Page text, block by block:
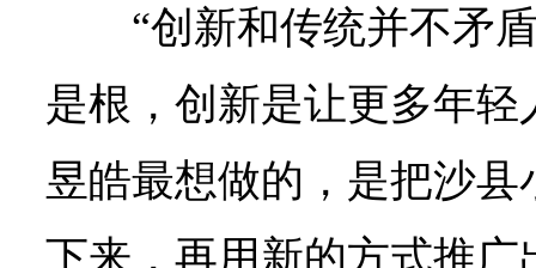
“创新和传统并不矛
是根，创新是让更多年轻
昱皓最想做的，是把沙
下来，再用新的方式推广